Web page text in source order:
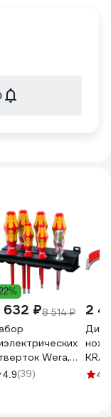
632 ₽8 514 ₽
Wera,
индикатор
4.9(39)
2
нож
4.3